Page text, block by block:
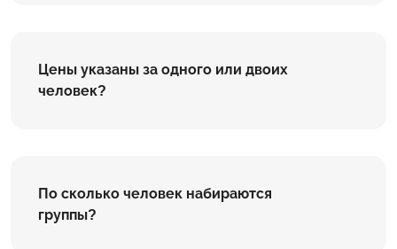
Цены указаны за одного или двоих
человек?
По сколько человек набираются
группы?